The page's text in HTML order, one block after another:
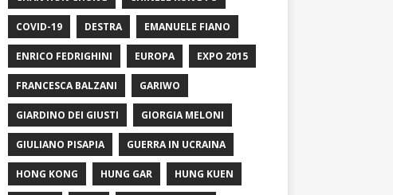
COVID-19 DESTRA EMANUELE FIANO
ENRICO FEDRIGHINI EUROPA EXPO 2015
FRANCESCA BALZANI GARIWO
GIARDINO DEI GIUSTI GIORGIA MELONI
GIULIANO PISAPIA GUERRA IN UCRAINA
HONG KONG HUNG GAR HUNG KUEN